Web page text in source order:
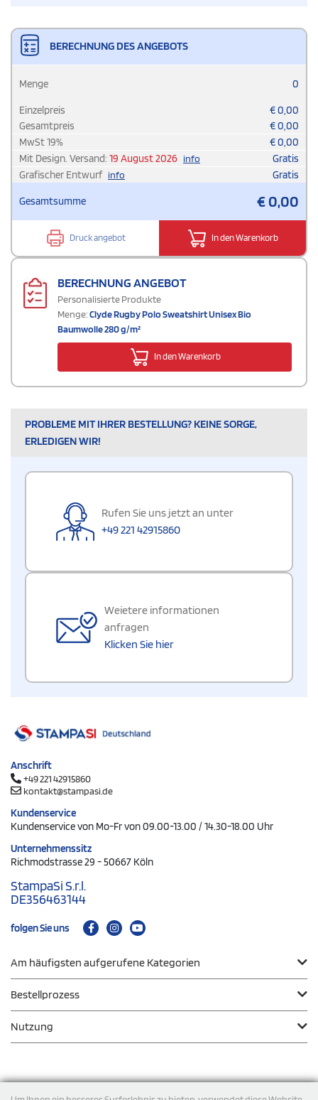
BERECHNUNG DES ANGEBOTS
Menge 0
Einzelpreis €0,00
Gesamtpreis
€0,00
MwSt19% €0,00
Mit Design. Versand: 19 August 2026 info
Gratis
Grafischer Entwurf info Gratis
Gesamtsumme €0,00
Druck angebot In den Warenkorb
BERECHNUNG ANGEBOT
Personalisierte Produkte
Menge:Clyde Rugby Polo Sweatshirt Unisex Bio
Baumwolle 280 g/m²
In den Warenkorb
PROBLEME MIT IHRER BESTELLUNG? KEINE SORGE,
ERLEDIGEN WIR!
Rufen Sie uns jetzt an unter
+49 221 42915860
Weietere informationen
anfragen
Klicken Sie hier
Anschrift
+49 221 42915860
kontakt@stampasi.de
Kundenservice
Kundenservice von Mo-Fr von 09.00-13.00 / 14.30-18.00 Uhr
Unternehmenssitz
Richmodstrasse 29 - 50667 Köln
StampaSi S.r.l.
DE356463144
folgen Sie uns
Am häufigsten aufgerufene Kategorien
Bestellprozess
Nutzung